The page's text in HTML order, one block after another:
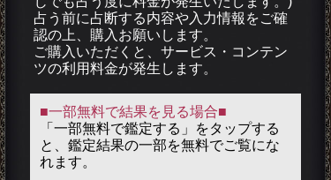
占う前に占断する内容や入力情報をご確
認の上、購入お願いします。
ご購入いただくと、サービス・コンテン
ツの利用料金が発生します。
■一部無料で結果を見る場合■
「一部無料で鑑定する」をタップする
と、鑑定結果の一部を無料でご覧にな
れます。